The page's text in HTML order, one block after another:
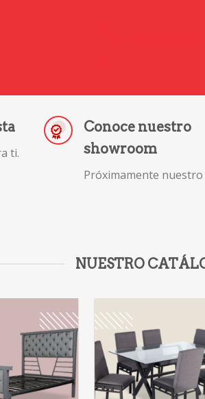
ti.
Conoce nuestro
showroom
Próximamente
NUESTRO